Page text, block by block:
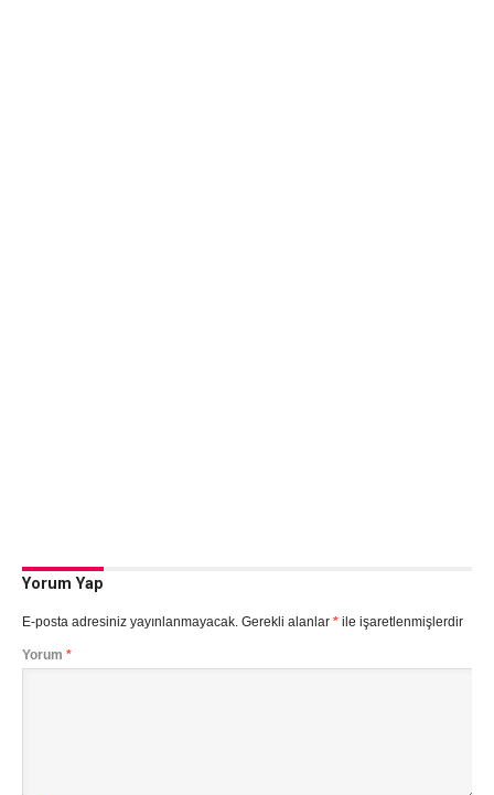
Yorum Yap
E-posta adresiniz yayınlanmayacak. Gerekli alanlar *ile işaretlenmişlerdir
Yorum *